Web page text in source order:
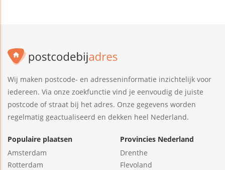
Wij maken postcode- en adresseninformatie inzichtelijk voor
iedereen. Via onze zoekfunctie vind je eenvoudig de juiste
postcode of straat bij het adres. Onze gegevens worden
regelmatig geactualiseerd en dekken heel Nederland.
Populaire plaatsen
Amsterdam
Rotterdam
Provincies Nederland
Drenthe
Flevoland